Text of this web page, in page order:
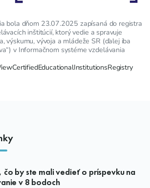
bola dňom 23.07.2025 zapísaná do registra
inštitúcií, ktorý vedie a spravuje
výskumu, vývoja a mládeže SR (ďalej iba
v Informačnom systéme vzdelávania
čo by ste mali vedieť o príspevku na
v 8 bodoch